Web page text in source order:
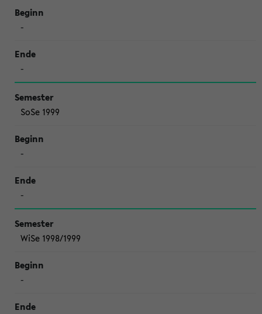
-
-
SoSe 1999
-
-
WiSe 1998/1999
-